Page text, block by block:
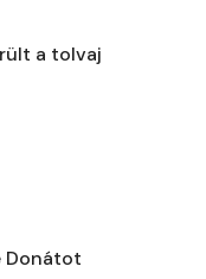
a tolvaj
Donátot